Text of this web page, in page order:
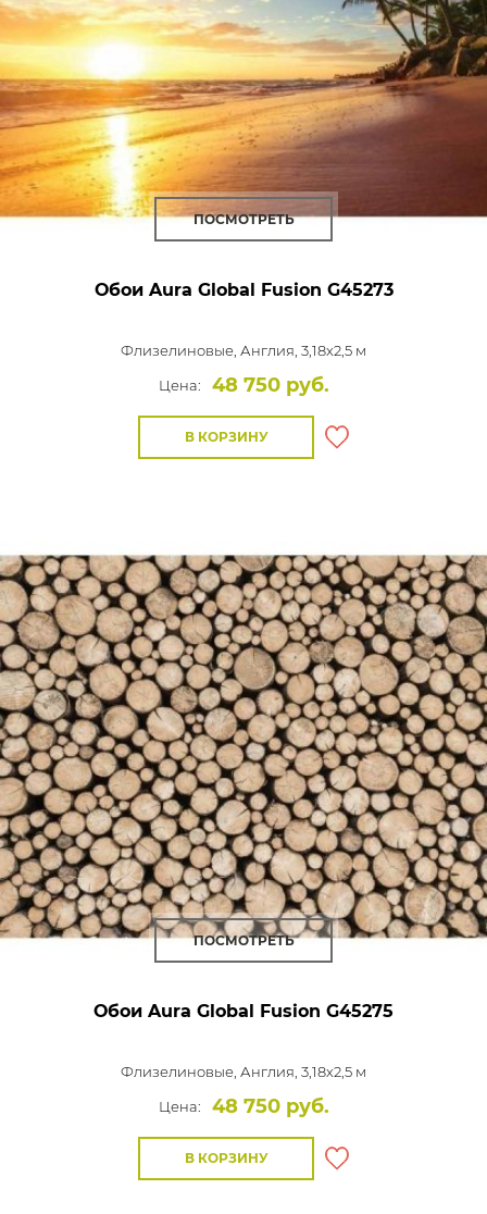
ПОСМОТРЕТЬ
Обои Aura Global Fusion G45273
Флизелиновые, Англия, 3,18x2,5 м
Цена:
48 750 руб.
В КОРЗИНУ
ПОСМОТРЕТЬ
Обои Aura Global Fusion G45275
Флизелиновые, Англия, 3,18x2,5 м
Цена:
48 750 руб.
В КОРЗИНУ